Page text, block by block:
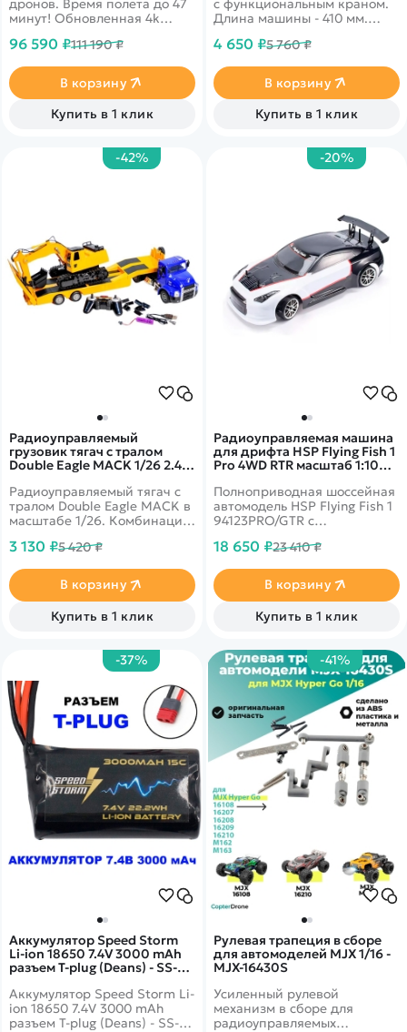
дронов. Время полета до 47
минут! Обновленная 4k
CMOS-датчик, передача
Сопротивление ветру до 38
км/ч (11 м/с)
96 590 ₽111 190 ₽
В корзину
Купить в 1 клик
с функциональным краном.
Длина машины - 410 мм.
на 360 градусов. Свет фар и
4 650 ₽5 760 ₽
В корзину
Купить в 1 клик
-42%
Радиоуправляемый
грузовик тягач с тралом
Double Eagle MACK 1/26 2.4G
Радиоуправляемый тягач с
тралом Double Eagle MACK в
масштабе 1/26. Комбинация
экскаватора с
управлением. Прицеп можно
отцепить от тягача.
Хвостовая пластина может
быть опущена/убрана
экскаватора с ковшом
подвижный, кабина
поворачивается. Частота 2,4
ГГц с защитой от помех
позволяет играть с
несколькими автомобилями.
3 130 ₽5 420 ₽
В корзину
Купить в 1 клик
-20%
Радиоуправляемая машина
для дрифта HSP Flying Fish 1
Pro 4WD RTR масштаб 1:10
Полноприводная шоссейная
автомодель HSP Flying Fish 1
94123PRO/GTR с
предназначенная для
с низким сцеплением.
Подвеска модели позволяет
производить точные
настройки углов развала и
достижения необходимых
характеристик. Собрана на
прочном шасси, усиленным
алюминиевой декой.
18 650 ₽23 410 ₽
В корзину
Купить в 1 клик
-37%
Аккумулятор Speed Storm
Li-ion 18650 7.4V 3000 mAh
разъем T-plug (Deans) - SS-
Аккумулятор Speed Storm Li-
ion 18650 7.4V 3000 mAh
разъем T-plug (Deans) - SS-
-41%
Рулевая трапеция в сборе
для автомоделей MJX 1/16 -
MJX-16430S
Усиленный рулевой
механизм в сборе для
радиоуправляемых